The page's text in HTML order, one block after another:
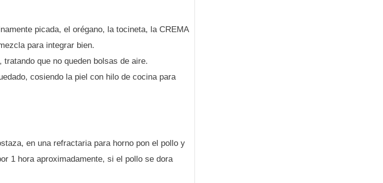
picada, el orégano, la tocineta, la CREMA
para integrar bien.
que no queden bolsas de aire.
cosiendo la piel con hilo de cocina para
en una refractaria para horno pon el pollo y
1 hora aproximadamente, si el pollo se dora